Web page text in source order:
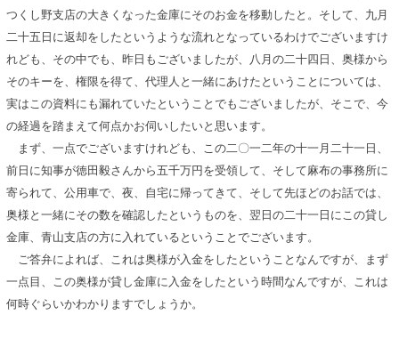
つくし野支店の大きくなった金庫にそのお金を移動したと。そして、九月
二十五日に返却をしたというような流れとなっているわけでございますけ
れども、その中でも、昨日もございましたが、八月の二十四日、奥様から
そのキーを、権限を得て、代理人と一緒にあけたということについては、
実はこの資料にも漏れていたということでもございましたが、そこで、今
の経過を踏まえて何点かお伺いしたいと思います。
まず、一点でございますけれども、この二〇一二年の十一月二十一日、
前日に知事が徳田毅さんから五千万円を受領して、そして麻布の事務所に
寄られて、公用車で、夜、自宅に帰ってきて、そして先ほどのお話では、
奥様と一緒にその数を確認したというものを、翌日の二十一日にこの貸し
金庫、青山支店の方に入れているということでございます。
ご答弁によれば、これは奥様が入金をしたということなんですが、まず
一点目、この奥様が貸し金庫に入金をしたという時間なんですが、これは
何時ぐらいかわかりますでしょうか。